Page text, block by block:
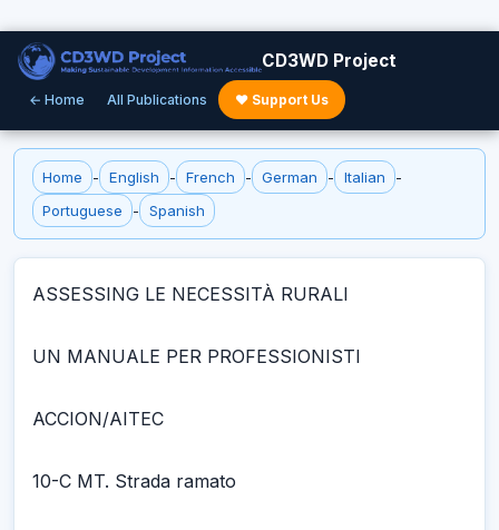
CD3WD Project
← Home All Publications ♥ Support Us
Home - English - French - German - Italian
-
Portuguese
- Spanish
ASSESSING LE NECESSITÀ RURALI
UN MANUALE PER PROFESSIONISTI
ACCION/AITEC
10-C MT. Strada ramato